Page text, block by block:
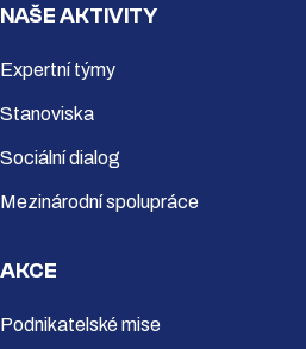
NAŠE AKTIVITY
Expertní týmy
Stanoviska
Sociální dialog
Mezinárodní spolupráce
AKCE
Podnikatelské mise